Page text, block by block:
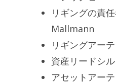
リギングの責
Mallmann
リギングアー
資産リードシ
アセットアー